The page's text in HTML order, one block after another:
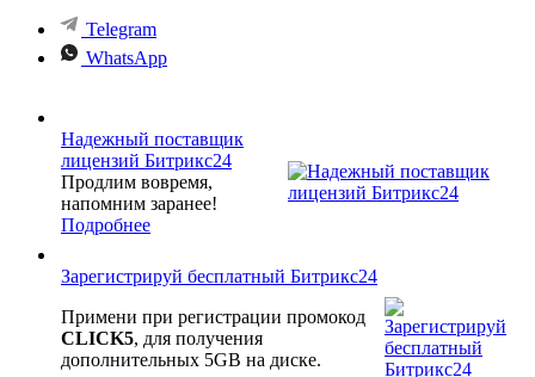
Telegram
WhatsApp
Надежный поставщик
лицензий Битрикс24
Продлим вовремя,
напомним заранее!
Подробнее
Зарегистрируй бесплатный Битрикс24
Примени при регистрации промокод
CLICK5, для получения
дополнительных 5GB на диске.